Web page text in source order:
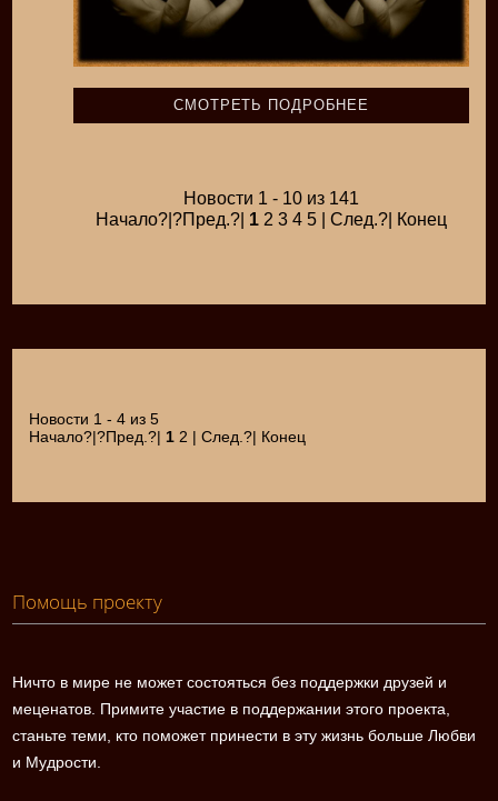
СМОТРЕТЬ ПОДРОБНЕЕ
Новости 1 - 10 из 141
Начало?|?Пред.?| 1 2 3 4 5 | След.?| Конец
Новости 1 - 4 из 5
Начало?|?Пред.?| 1 2 | След.?| Конец
Помощь проекту
Ничто в мире не может состояться без поддержки друзей и
меценатов. Примите участие в поддержании этого проекта,
станьте теми, кто поможет принести в эту жизнь больше Любви
и Мудрости.